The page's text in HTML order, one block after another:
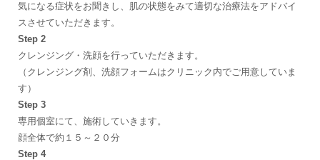
気になる症状をお聞きし、肌の状態をみて適切な治療法をアドバイ
スさせていただきます。
Step 2
クレンジング・洗顔を行っていただきます。
（クレンジング剤、洗顔フォームはクリニック内でご用意していま
す）
Step 3
専用個室にて、施術していきます。
顔全体で約１５～２０分
Step 4